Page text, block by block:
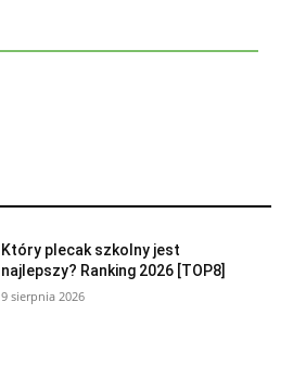
Który plecak szkolny jest
najlepszy? Ranking 2026 [TOP8]
9 sierpnia 2026